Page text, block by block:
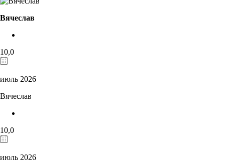
Вячеслав
10,0
июль 2026
Вячеслав
10,0
июль 2026